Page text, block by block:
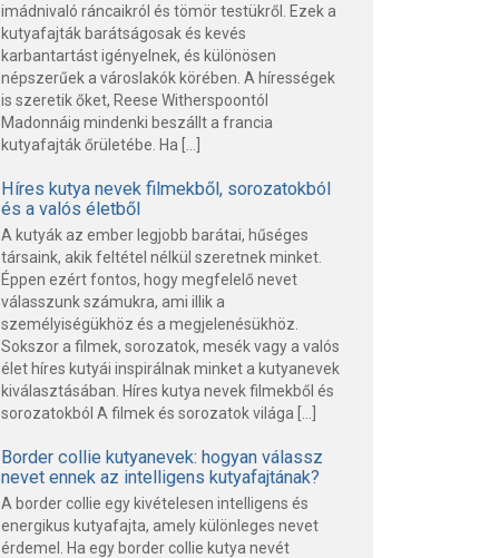
imádnivaló ráncaikról és tömör testükről. Ezek a
kutyafajták barátságosak és kevés
karbantartást igényelnek, és különösen
népszerűek a városlakók körében. A hírességek
is szeretik őket, Reese Witherspoontól
Madonnáig mindenki beszállt a francia
kutyafajták őrületébe. Ha […]
Híres kutya nevek filmekből, sorozatokból
és a valós életből
A kutyák az ember legjobb barátai, hűséges
társaink, akik feltétel nélkül szeretnek minket.
Éppen ezért fontos, hogy megfelelő nevet
válasszunk számukra, ami illik a
személyiségükhöz és a megjelenésükhöz.
Sokszor a filmek, sorozatok, mesék vagy a valós
élet híres kutyái inspirálnak minket a kutyanevek
kiválasztásában. Híres kutya nevek filmekből és
sorozatokból A filmek és sorozatok világa […]
Border collie kutyanevek: hogyan válassz
nevet ennek az intelligens kutyafajtának?
A border collie egy kivételesen intelligens és
energikus kutyafajta, amely különleges nevet
érdemel. Ha egy border collie kutya nevét